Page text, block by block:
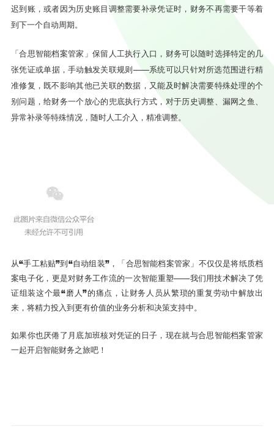
迟到账，或者因为历史账目调整需要补录凭证时，财务不再需要干等着
到下一个自动周期。
「合思智能档案管家」保留人工执行入口，财务可以随时选择特定的几
张凭证或单据，手动触发关联规则——系统可以只针对所选范围进行精
准修复，既不影响其他已关联的数据，又能及时解决需要特殊处理的个
别问题，给财务一个放心的兜底执行方式，对于历史调整、漏网之鱼、
异常补录等特殊情况，随时人工介入，精准调整。
从“手工粘贴”到“自动组装”，「合思智能档案管家」不仅仅是将纸质档
案电子化，更是对财务工作流的一次智能重塑——我们用技术解决了凭
证组装这个最“磨人”的痛点，让财务人员从繁琐的重复劳动中解放出
来，将精力投入到更有价值的业务分析和决策支持中。
如果你也厌倦了月底加班核对凭证的日子，现在就与合思智能档案管家
一起开启智能财务之旅吧！